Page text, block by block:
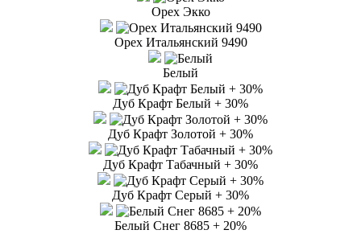
Орех Экко
Орех Итальянский 9490
Белый
Дуб Крафт Белый + 30%
Дуб Крафт Золотой + 30%
Дуб Крафт Табачный + 30%
Дуб Крафт Серый + 30%
Белый Снег 8685 + 20%